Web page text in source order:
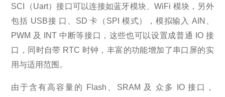
SCI（Uart）接口可以连接如蓝牙模块、WiFi 模块，另外
包括 USB接 口、SD 卡（SPI 模式），模拟输入 AIN、
PWM 及 INT 中断等接口，这些也可以设置成普通 IO 接
口，同时自带 RTC 时钟，丰富的功能增加了串口屏的实
用与适用范围。
由于含有高容量的 Flash、SRAM 及 众多 IO 接口，